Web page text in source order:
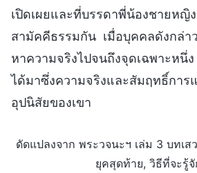
เปิดเผยและที่บรรดาพี่น้องชายหญิ
สามัคคีธรรมกัน เมื่อบุคคลดังกล่า
หาความจริงไปจนถึงจุดเฉพาะหนึ่
ได้มาซึ่งความจริงและสัมฤทธิ์การ
อุปนิสัยของเขา
ดัดแปลงจาก พระวจนะฯ เล่ม 3 บทเ
ยุคสุดท้าย, วิธีที่จะรู้